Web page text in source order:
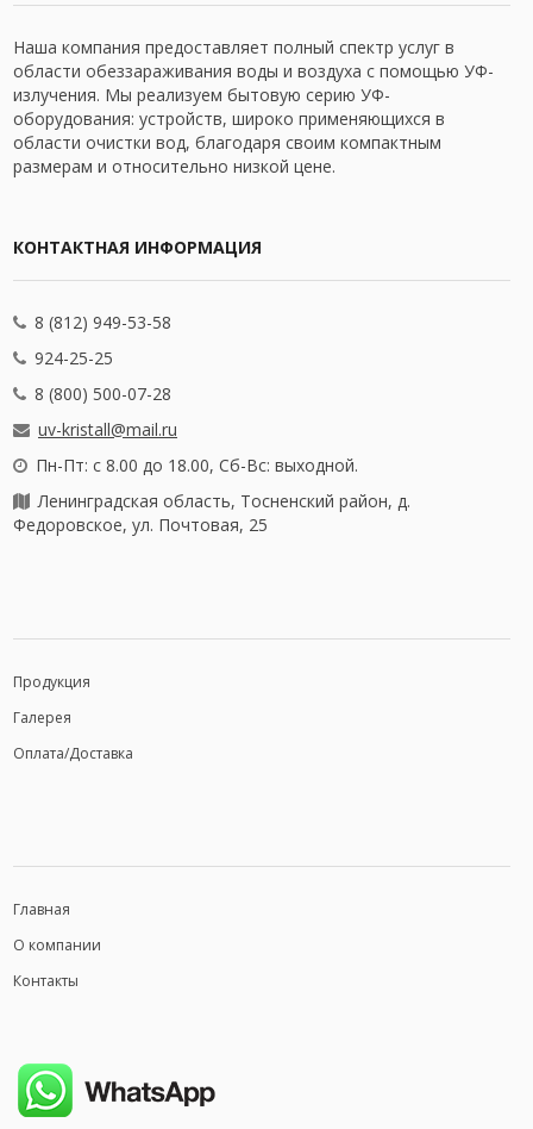
Наша компания предоставляет полный спектр услуг в
области обеззараживания воды и воздуха с помощью УФ-
излучения. Мы реализуем бытовую серию УФ-
оборудования: устройств, широко применяющихся в
области очистки вод, благодаря своим компактным
размерам и относительно низкой цене.
КОНТАКТНАЯ ИНФОРМАЦИЯ
8 (812) 949-53-58
924-25-25
8 (800) 500-07-28
uv-kristall@mail.ru
Пн-Пт: с 8.00 до 18.00, Сб-Вс: выходной.
Ленинградская область, Тосненский район, д.
Федоровское, ул. Почтовая, 25
Продукция
Галерея
Оплата/Доставка
Главная
О компании
Контакты